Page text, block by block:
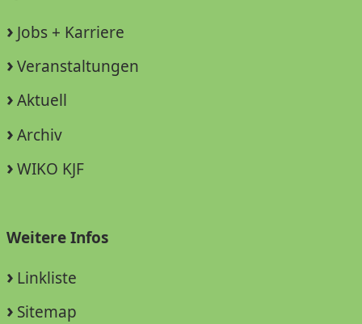
Jobs + Karriere
Veranstaltungen
Aktuell
Archiv
WIKO KJF
Weitere Infos
Linkliste
Sitemap